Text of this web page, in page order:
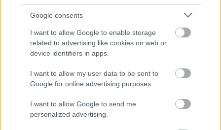
Google consents
I want to allow Google to enable storage
related to advertising like cookies on web or
device identifiers in apps.
I want to allow my user data to be sent to
Google for online advertising purposes.
I want to allow Google to send me
personalized advertising.